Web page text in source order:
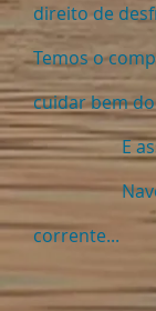
direito de
Temos o
cuidar bem
E
corrente...